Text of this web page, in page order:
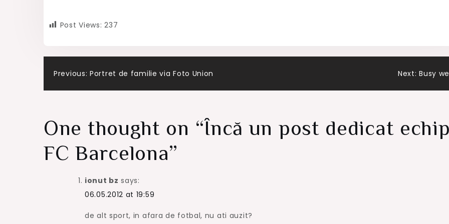
Post Views: 237
Post
Previous: Portret de familie via Foto Union Next: Busy
One thought on “Încă un post dedicat
FC Barcelona”
ionut bz says:
06.05.2012 at 19:59
de alt sport, in afara de fotbal, nu ati auzit?